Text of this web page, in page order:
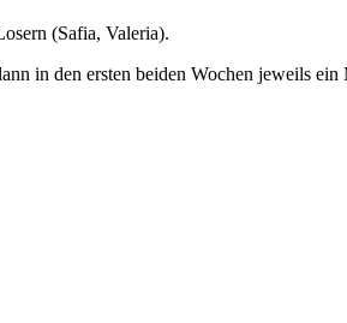
(Safia, Valeria).
in den ersten beiden Wochen jeweils ein